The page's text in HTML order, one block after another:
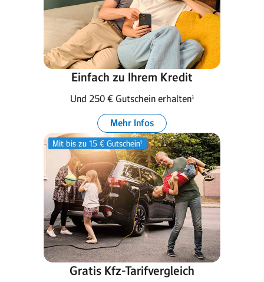
Einfach zu Ihrem Kredit
Und 250 € Gutschein erhalten¹
Mehr Infos
Gratis Kfz-Tarifvergleich